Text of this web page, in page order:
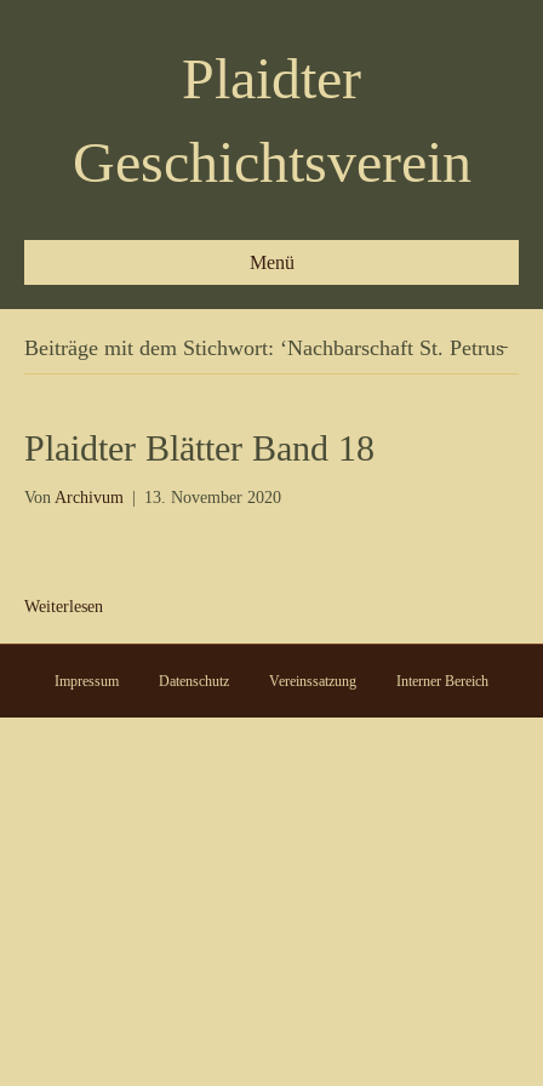
Plaidter
Geschichtsverein
Menü
Beiträge mit dem Stichwort: ‘Nachbarschaft St. Petrus̵
Plaidter Blätter Band 18
Von Archivum 13. November 2020
Weiterlesen
Impressum Datenschutz Vereinssatzung Interner Bereich